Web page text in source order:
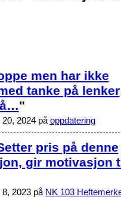
men har ikke
tanke på lenker
"
2024 på oppdatering
pris på denne
gir motivasjon
2023 på NK 103